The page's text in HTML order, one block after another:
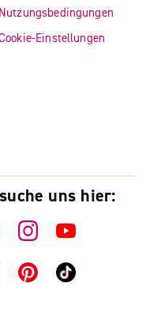
Nutzungsbedingungen
Einstellungen
uns hier: